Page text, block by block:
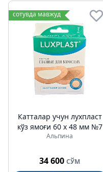
сотувда мавжуд
Катталар учун лухпласт
кўз ямоғи 60 х 48 мм №7
Альпина
34 600 СЎМ